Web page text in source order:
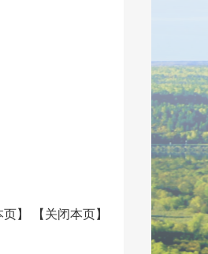
页】 【 关闭本页】